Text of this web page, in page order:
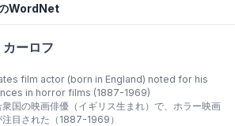
WordNet
ーロフ
film actor (born in England) noted for his
in horror films (1887-1969)
衆国の映画俳優（イギリス生まれ）で、ホラー映画
目された（1887-1969）